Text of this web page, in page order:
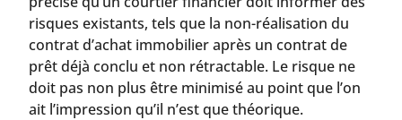
risques existants, tels que la non-réalisation du
contrat d’achat immobilier après un contrat de
prêt déjà conclu et non rétractable. Le risque ne
doit pas non plus être minimisé au point que l’on
ait l’impression qu’il n’est que théorique.